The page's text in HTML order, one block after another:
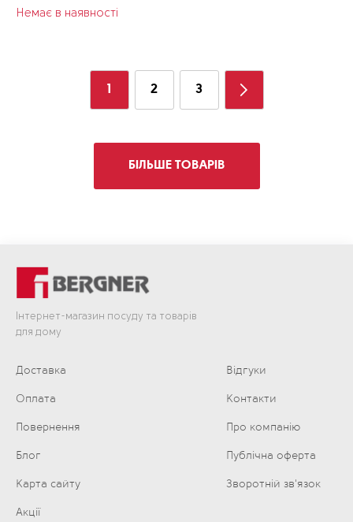
Немає в наявності
1 2 3
БІЛЬШЕ ТОВАРІВ
Інтернет-магазин посуду та товарів
для дому
Доставка Відгуки
Оплата Контакти
Повернення Про компанію
Блог Публічна оферта
Карта сайту Зворотній зв'язок
Акції